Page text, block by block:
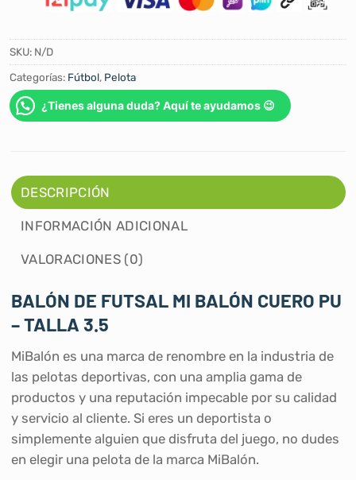
SKU: N/D
Categorías: Fútbol, Pelota
¿Tienes alguna duda? Aquí te ayudamos 😉
DESCRIPCIÓN
INFORMACIÓN ADICIONAL
VALORACIONES (0)
BALÓN DE FUTSAL MI BALÓN CUERO PU
– TALLA 3.5
MiBalón es una marca de renombre en la industria de
las pelotas deportivas, con una amplia gama de
productos y una reputación impecable por su calidad
y servicio al cliente. Si eres un deportista o
simplemente alguien que disfruta del juego, no dudes
en elegir una pelota de la marca MiBalón.